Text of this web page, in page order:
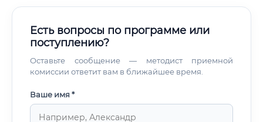
Есть вопросы по программе или
поступлению?
Оставьте сообщение — методист приемной
комиссии ответит вам в ближайшее время.
Ваше имя *